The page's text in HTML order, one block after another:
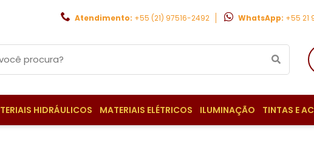
Atendimento: +55 (21) 97516-2492 WhatsApp: +55 21
HIDRÁULICOS MATERIAIS ELÉTRICOS ILUMINAÇÃO TINTAS E